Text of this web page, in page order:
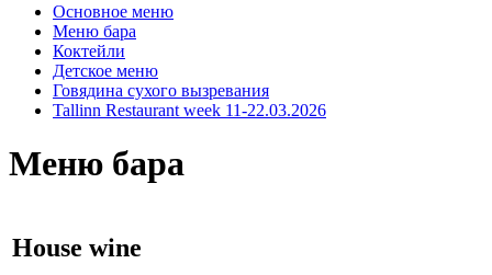
Основное меню
Меню бара
Коктейли
Детское меню
Говядина сухого вызревания
Tallinn Restaurant week 11-22.03.2026
Меню бара
House wine